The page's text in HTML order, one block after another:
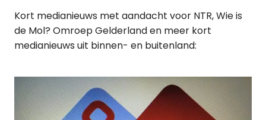
Kort medianieuws met aandacht voor NTR, Wie is
de Mol? Omroep Gelderland en meer kort
medianieuws uit binnen- en buitenland: